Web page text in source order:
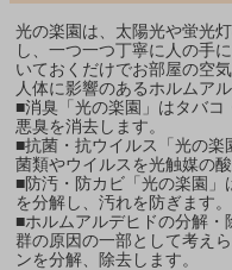
光の楽園は、太陽光や蛍光
し、一つ一つ丁寧に人の手
いておくだけでお部屋の空
人体に影響のあるホルムア
■消臭「光の楽園」はタバ
悪臭を消去します。
■抗菌・抗ウイルス「光の
菌類やウイルスを光触媒の
■防汚・防カビ「光の楽園
を分解し、汚れを防ぎます。
■ホルムアルデヒドの分解
群の原因の一部として考え
ンを分解、除去します。